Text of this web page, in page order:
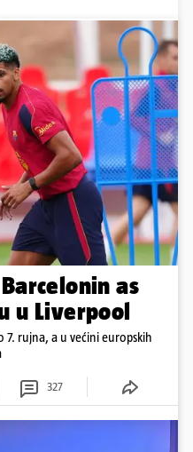
as
u Liverpool
7. rujna, a u većini europskih
327